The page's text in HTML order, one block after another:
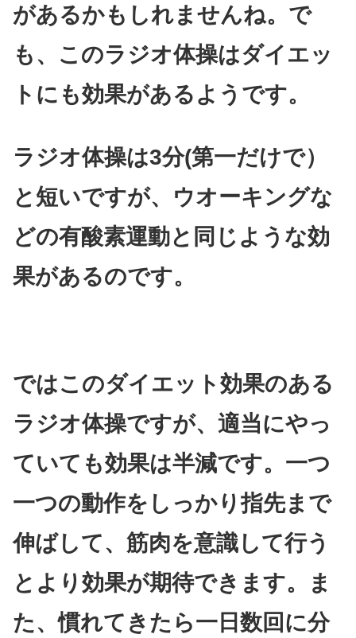
があるかもしれませんね。で
も、このラジオ体操はダイエッ
トにも効果があるようです。
ラジオ体操は3分(第一だけで）
と短いですが、ウオーキングな
どの有酸素運動と同じような効
果があるのです。
ではこのダイエット効果のある
ラジオ体操ですが、適当にやっ
ていても効果は半減です。一つ
一つの動作をしっかり指先まで
伸ばして、筋肉を意識して行う
とより効果が期待できます。ま
た、慣れてきたら一日数回に分